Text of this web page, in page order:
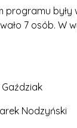
programu
7 osób. W
Nodzyński